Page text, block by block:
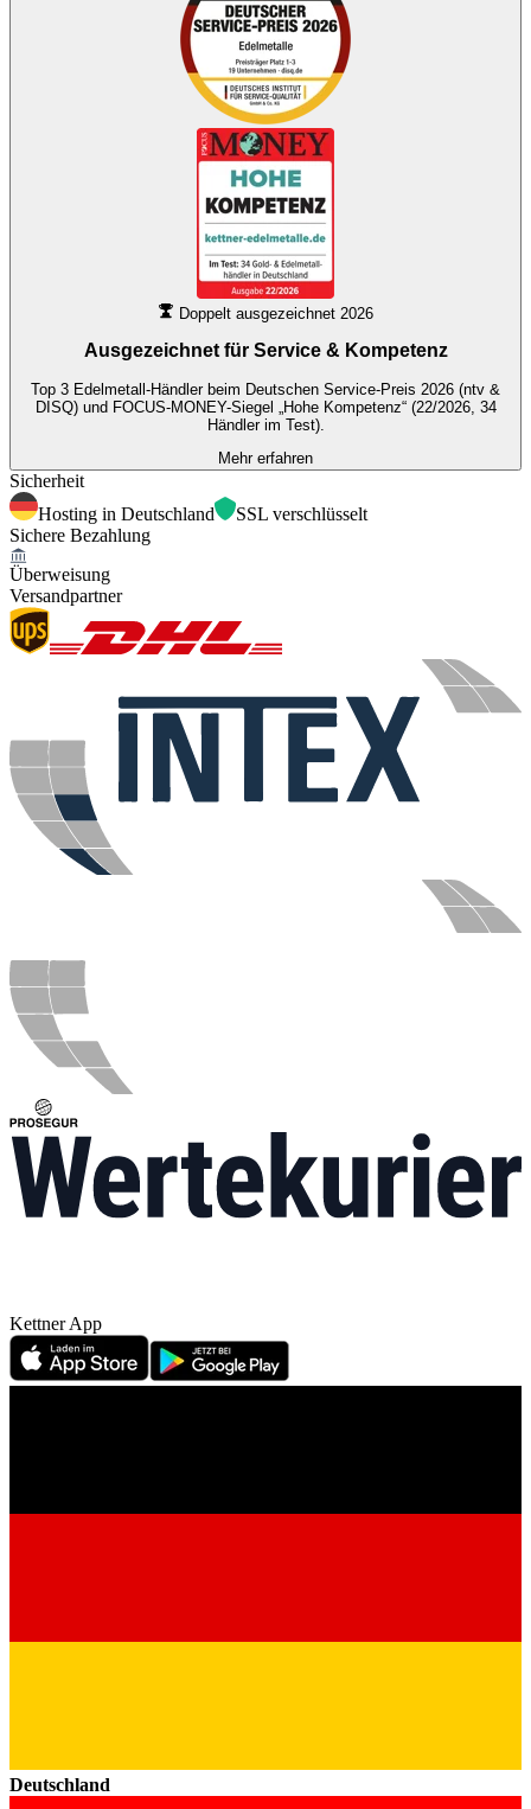
Doppelt ausgezeichnet 2026
Ausgezeichnet für Service & Kompetenz
Top 3 Edelmetall-Händler beim Deutschen Service-Preis 2026 (ntv &
DISQ) und FOCUS-MONEY-Siegel „Hohe Kompetenz“ (22/2026, 34
Händler im Test).
Mehr erfahren
Sicherheit
Hosting in Deutschland
SSL verschlüsselt
Sichere Bezahlung
Überweisung
Versandpartner
Kettner App
Deutschland